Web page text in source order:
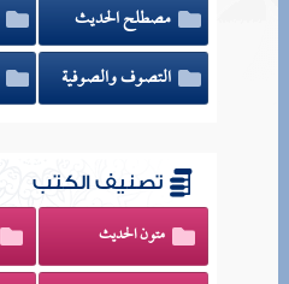
مصطلح الحديث
التصوف والصوفية
تصنيف الكتب
متون الحديث